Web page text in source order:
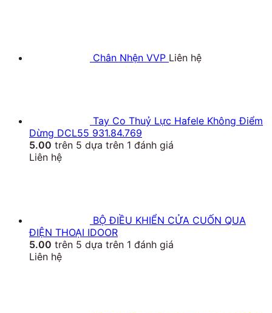
Chân Nhện VVP Liên hệ
Tay Co Thuỷ Lực Hafele Không Điểm
Dừng DCL55 931.84.769
5.00 trên 5 dựa trên 1 đánh giá
Liên hệ
BỘ ĐIỀU KHIỂN CỬA CUỐN QUA
ĐIỆN THOẠI IDOOR
5.00 trên 5 dựa trên 1 đánh giá
Liên hệ